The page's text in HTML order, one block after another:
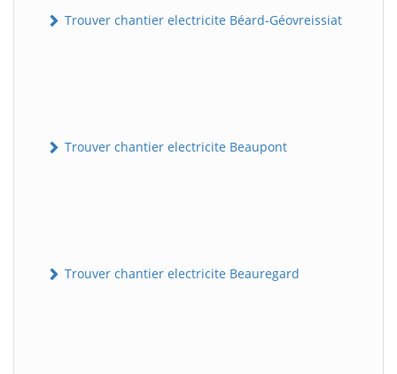
Trouver chantier electricite Béard-Géovreissiat
Trouver chantier electricite Beaupont
Trouver chantier electricite Beauregard